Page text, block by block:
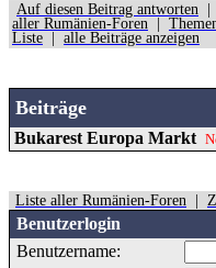
Auf diesen Beitrag antworten
aller Rumänien-Foren
Liste
alle Beiträge anzeigen
Beiträge
Bukarest Europa Markt
Liste aller Rumänien-Foren
Benutzerlogin
Benutzername: